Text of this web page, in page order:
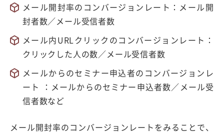
メール開封率のコンバージョンレート：メール開
封者数／メール受信者数
メール内URLクリックのコンバージョンレート：
クリックした人の数／メール受信者数
メールからのセミナー申込者のコンバージョンレ
ート ：メールからのセミナー申込者数／メール受
信者数など
メール開封率のコンバージョンレートをみることで、